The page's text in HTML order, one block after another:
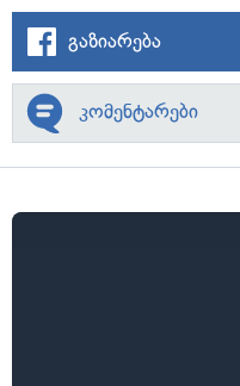
გაზიარება
კომენტარები